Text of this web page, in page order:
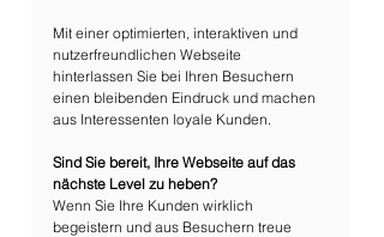
Mit einer optimierten, interaktiven und
nutzerfreundlichen Webseite
hinterlassen Sie bei Ihren Besuchern
einen bleibenden Eindruck und machen
aus Interessenten loyale Kunden.
Sind Sie bereit, Ihre Webseite auf das
nächste Level zu heben?
Wenn Sie Ihre Kunden wirklich
begeistern und aus Besuchern treue